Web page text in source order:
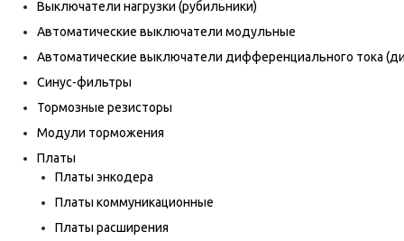
Выключатели нагрузки (рубильники)
Автоматические выключатели модульные
Автоматические выключатели дифференциального тока
Синус-фильтры
Тормозные резисторы
Модули торможения
Платы
Платы энкодера
Платы коммуникационные
Платы расширения